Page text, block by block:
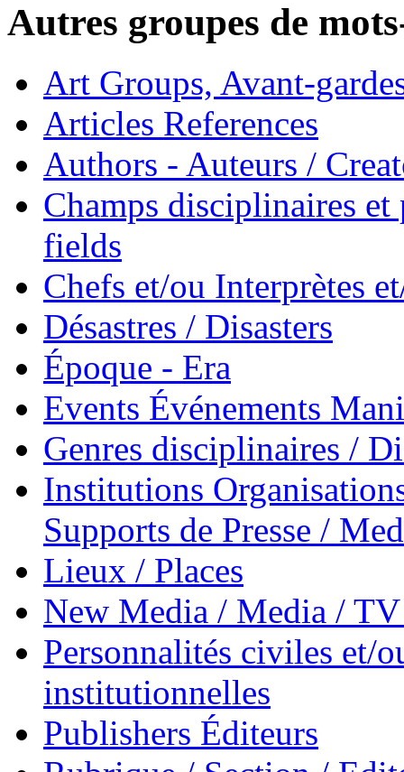
Autres groupes de
Art Groups, Avant-
Articles References
Authors - Auteurs /
Champs disciplinaires
fields
Chefs et/ou Interprètes
Désastres / Disasters
Époque - Era
Events Événements
Genres disciplinaires /
Institutions
Supports de Presse /
Lieux / Places
New Media / Media /
Personnalités civiles et/
institutionnelles
Publishers Éditeurs